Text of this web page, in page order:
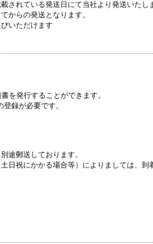
されている発送日にて当社より発送いたし
からの発送となります。
いただけます
を発行することができます。
録が必要です。
途郵送しております。
日祝にかかる場合等）によりましては、到